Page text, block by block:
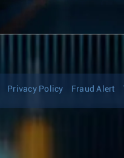
Privacy Policy Fraud Alert